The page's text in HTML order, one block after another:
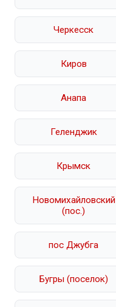
Черкесск
Киров
Анапа
Геленджик
Крымск
Новомихайловский
(пос.)
пос Джубга
Бугры (поселок)